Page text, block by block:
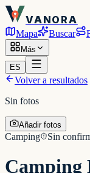
VANORA
Mapa Buscar
Más
ES
Volver a resultados
Sin fotos
Añadir fotos
Camping Sin
Camping